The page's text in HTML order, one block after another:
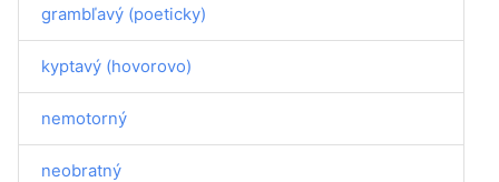
grambľavý (poeticky)
kyptavý (hovorovo)
nemotorný
neobratný